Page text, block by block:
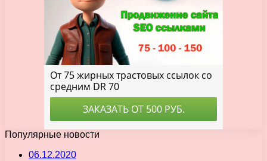
Популярные новости
06.12.2020